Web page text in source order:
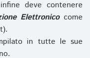
deve contenere
Elettronicocome
in tutte le sue